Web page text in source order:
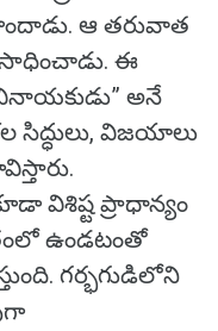
ఆ తరువాత
సాధించాడు. ఈ
అనే
సిద్ధులు, విజయాలు
విశిష్ట ప్రాధాన్యం
ఉండటంతో
గర్భగుడిలోని